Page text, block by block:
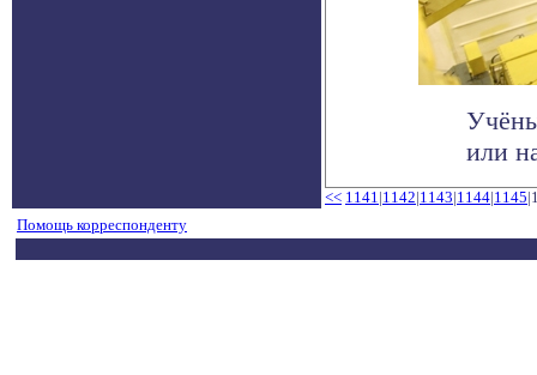
или
<< 1141|1142|1143|1144|1145
Помощь корреспонденту